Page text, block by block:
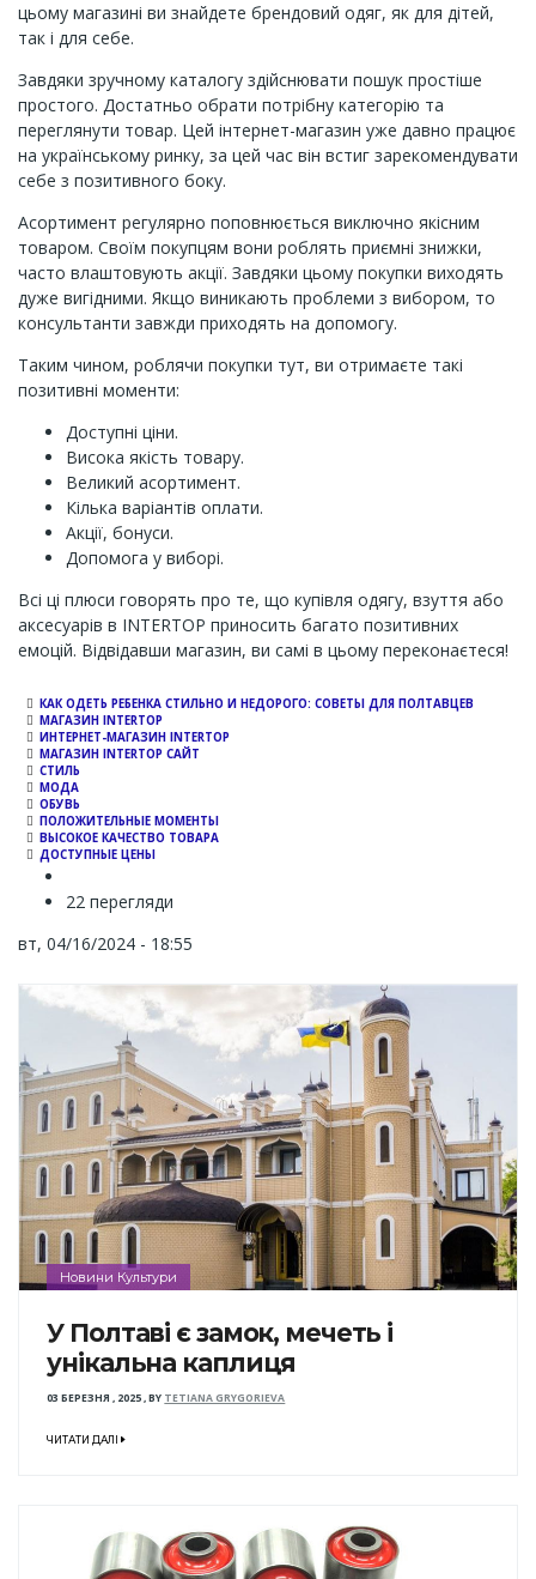
цьому магазині ви знайдете брендовий одяг, як для дітей,
так і для себе.
Завдяки зручному каталогу здійснювати пошук простіше
простого. Достатньо обрати потрібну категорію та
переглянути товар. Цей інтернет-магазин уже давно працює
на українському ринку, за цей час він встиг зарекомендувати
себе з позитивного боку.
Асортимент регулярно поповнюється виключно якісним
товаром. Своїм покупцям вони роблять приємні знижки,
часто влаштовують акції. Завдяки цьому покупки виходять
дуже вигідними. Якщо виникають проблеми з вибором, то
консультанти завжди приходять на допомогу.
Таким чином, роблячи покупки тут, ви отримаєте такі
позитивні моменти:
Доступні ціни.
Висока якість товару.
Великий асортимент.
Кілька варіантів оплати.
Акції, бонуси.
Допомога у виборі.
Всі ці плюси говорять про те, що купівля одягу, взуття або
аксесуарів в INTERTOP приносить багато позитивних
емоцій. Відвідавши магазин, ви самі в цьому переконаєтеся!
КАК ОДЕТЬ РЕБЕНКА СТИЛЬНО И НЕДОРОГО: СОВЕТЫ ДЛЯ ПОЛТАВЦЕВ
МАГАЗИН INTERTOP
ИНТЕРНЕТ-МАГАЗИН INTERTOP
МАГАЗИН INTERTOP САЙТ
СТИЛЬ
МОДА
ОБУВЬ
ПОЛОЖИТЕЛЬНЫЕ МОМЕНТЫ
ВЫСОКОЕ КАЧЕСТВО ТОВАРА
ДОСТУПНЫЕ ЦЕНЫ
22 перегляди
вт, 04/16/2024 - 18:55
Новини Культури
У Полтаві є замок, мечеть і
унікальна каплиця
03 БЕРЕЗНЯ , 2025,BY TETIANA GRYGORIEVA
ЧИТАТИ ДАЛІ